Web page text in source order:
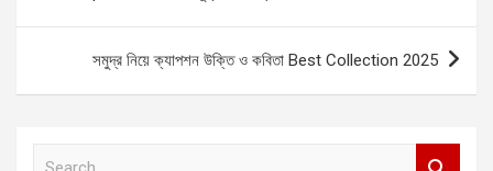
navigation
সমুদ্র নিয়ে ক্যাপশন উক্তি ও কবিতা Best Collection 2025